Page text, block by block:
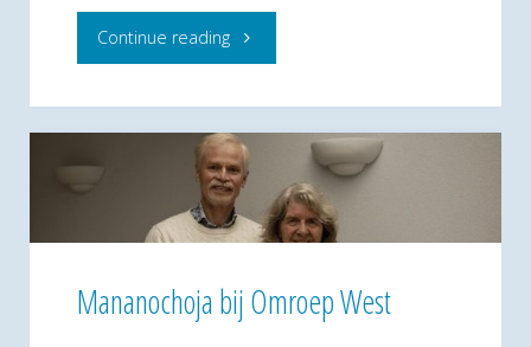
Lichthuis
Mananochoja
op
2
mei"
Continue reading"Corry
haar
weg
naar
Zien
Mananochoja bij Omroep West